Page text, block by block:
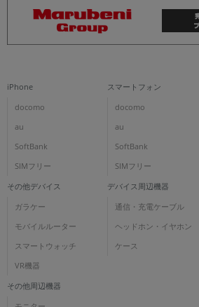
iPhone
docomo
au
SoftBank
SIMフリー
スマートフォン
docomo
au
SoftBank
SIMフリー
その他デバイス
ガラケー
モバイルルーター
スマートウォッチ
VR機器
デバイス周辺機器
通信・充電ケーブル
ヘッドホン・イヤホン
ケース
その他周辺機器